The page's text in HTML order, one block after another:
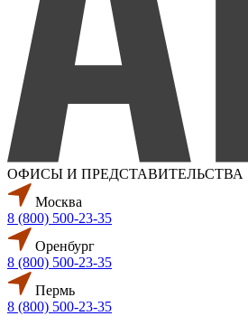
ОФИСЫ И ПРЕДСТАВИТЕЛЬСТВА
Москва
8 (800) 500-23-35
Оренбург
8 (800) 500-23-35
Пермь
8 (800) 500-23-35